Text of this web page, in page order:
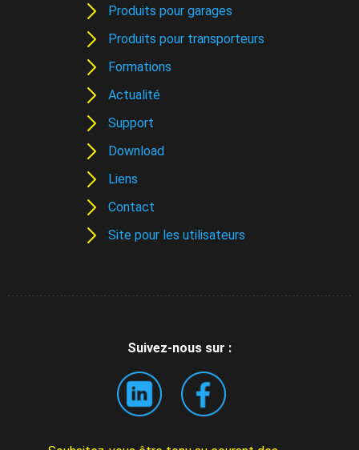
Produits pour garages
Produits pour transporteurs
Formations
Actualité
Support
Download
Liens
Contact
Site pour les utilisateurs
Suivez-nous sur :